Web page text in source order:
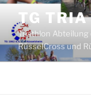
Zum
Inhalt
springen
TG TRIA
Triathlon Abteilung
RüsselCross und